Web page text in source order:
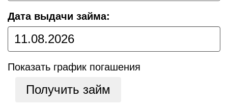
Дата выдачи займа:
Показать график погашения
Получить займ